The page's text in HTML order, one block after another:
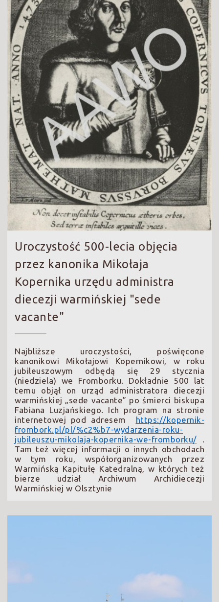
Uroczystość 500-lecia objęcia
przez kanonika Mikołaja
Kopernika urzędu administra
diecezji warmińskiej "sede
vacante"
Najbliższe uroczystości, poświęcone
kanonikowi Mikołajowi Kopernikowi, w roku
jubileuszowym odbędą się 29 stycznia
(niedziela) we Fromborku. Dokładnie 500 lat
temu objął on urząd administratora diecezji
warmińskiej „sede vacante” po śmierci biskupa
Fabiana Luzjańskiego. Ich program na stronie
internetowej pod adresem https://kopernik-
frombork.pl/pl/%c2%b7-wydarzenia-roku-
jubileuszu-mikolaja-kopernika-we-fromborku/ .
Tam też więcej informacji o innych obchodach
w tym roku, współorganizowanych przez
Warmińską Kapitułę Katedralną, w których też
bierze udział Archiwum Archidiecezji
Warmińskiej w Olsztynie